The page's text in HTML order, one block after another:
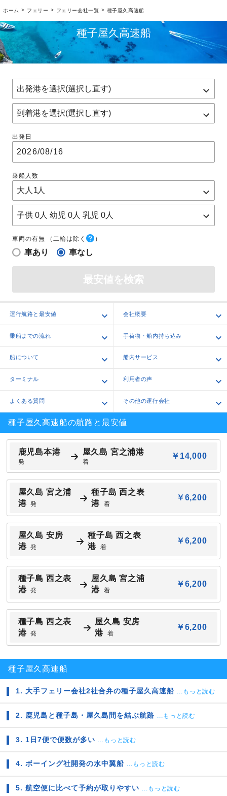
ホーム > フェリー > フェリー会社一覧 > 種子屋久高速船
種子屋久高速船
出発日
乗船人数
子供 0人 幼児 0人 乳児 0人
車両の有無 （二輪は除く ）
車あり 車なし
最安値を検索
運行航路と最安値 会社概要
乗船までの流れ 手荷物・船内持ち込み
船について 船内サービス
ターミナル 利用者の声
よくある質問 その他の運行会社
種子屋久高速船の航路と最安値
鹿児島本港
発
屋久島 宮之浦港
着
￥14,000
屋久島 宮之浦
港 発
種子島 西之表
港 着
￥6,200
屋久島 安房
港 発
種子島 西之表
港 着
￥6,200
種子島 西之表
港 発
屋久島 宮之浦
港 着
￥6,200
種子島 西之表
港 発
屋久島 安房
港 着
￥6,200
種子屋久高速船
1. 大手フェリー会社2社合弁の種子屋久高速船 ...もっと読む
2. 鹿児島と種子島・屋久島間を結ぶ航路 ...もっと読む
3. 1日7便で便数が多い ...もっと読む
4. ボーイング社開発の水中翼船 ...もっと読む
5. 航空便に比べて予約が取りやすい ...もっと読む